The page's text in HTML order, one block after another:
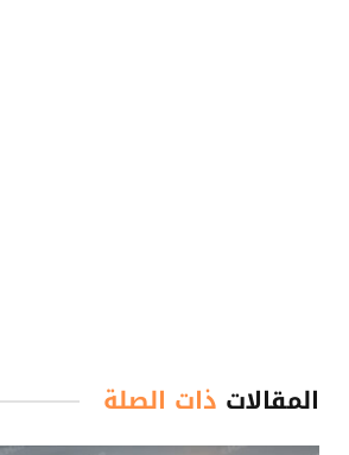
المقالات ذات الصلة